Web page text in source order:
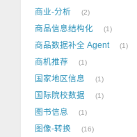
商业-分析 2
商品信息结构化 1
商品数据补全 Agent 1
商机推荐 1
国家地区信息 1
国际院校数据 1
图书信息 1
图像-转换 16